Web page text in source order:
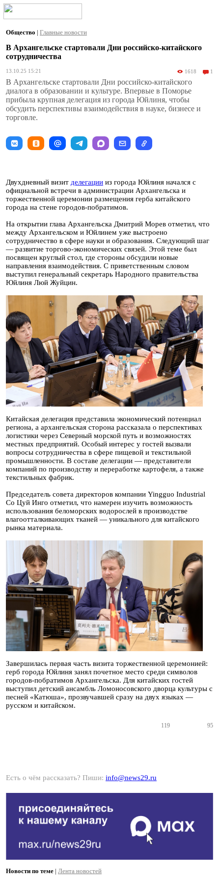
Общество | Главные новости
В Архангельске стартовали Дни российско-китайского
сотрудничества
13.10.25 15:21 1618 1
В Архангельске стартовали Дни российско-китайского
диалога в образовании и культуре. Впервые в Поморье
прибыла крупная делегация из города Юйлиня, чтобы
обсудить перспективы взаимодействия в науке, бизнесе и
торговле.
Двухдневный визит делегации из города Юйлиня начался с
официальной встречи в администрации Архангельска и
торжественной церемонии размещения герба китайского
города на стене городов-побратимов.
На открытии глава Архангельска Дмитрий Морев отметил, что
между Архангельском и Юйлинем уже выстроено
сотрудничество в сфере науки и образования. Следующий шаг
— развитие торгово-экономических связей. Этой теме был
посвящен круглый стол, где стороны обсудили новые
направления взаимодействия. С приветственным словом
выступил генеральный секретарь Народного правительства
Юйлиня Люй Жуйцин.
Китайская делегация представила экономический потенциал
региона, а архангельская сторона рассказала о перспективах
логистики через Северный морской путь и возможностях
местных предприятий. Особый интерес у гостей вызвали
вопросы сотрудничества в сфере пищевой и текстильной
промышленности. В составе делегации — представители
компаний по производству и переработке картофеля, а также
текстильных фабрик.
Председатель совета директоров компании Yingguo Industrial
Co Цуй Инго отметил, что намерен изучить возможность
использования беломорских водорослей в производстве
влагоотталкивающих тканей — уникального для китайского
рынка материала.
Завершилась первая часть визита торжественной церемонией:
герб города Юйлиня занял почетное место среди символов
городов-побратимов Архангельска. Для китайских гостей
выступил детский ансамбль Ломоносовского дворца культуры с
песней «Катюша», прозвучавшей сразу на двух языках —
русском и китайском.
119 95
Есть о чём рассказать? Пиши: info@news29.ru
Новости по теме | Лента новостей